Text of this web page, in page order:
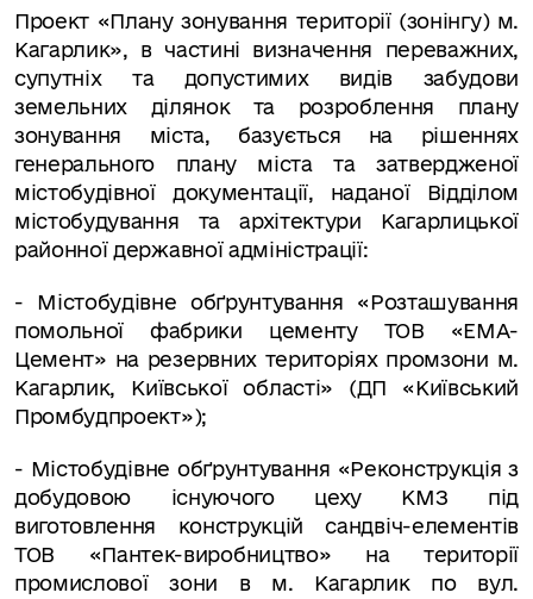
Проект «Плану зонування території (зонінгу) м.
Кагарлик», в частині визначення переважних,
супутніх та допустимих видів забудови
земельних ділянок та розроблення плану
зонування міста, базується на рішеннях
генерального плану міста та затвердженої
містобудівної документації, наданої Відділом
містобудування та архітектури Кагарлицької
районної державної адміністрації:
- Містобудівне обґрунтування «Розташування
помольної фабрики цементу ТОВ «ЕМА-
Цемент» на резервних територіях промзони м.
Кагарлик, Київської області» (ДП «Київський
Промбудпроект»);
- Містобудівне обґрунтування «Реконструкція з
добудовою існуючого цеху КМЗ під
виготовлення конструкцій сандвіч-елементів
ТОВ «Пантек-виробництво» на території
промислової зони в м. Кагарлик по вул.